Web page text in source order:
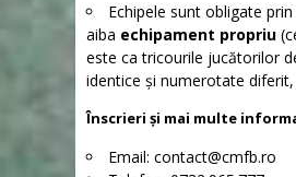
Echipele sunt obligate
aiba echipament propriu
este ca tricourile jucătorilor
identice și numerotate diferit,
Înscrieri și mai multe
Email: contact@cmfb.ro